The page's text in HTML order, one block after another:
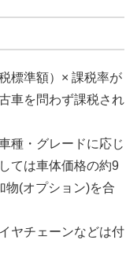
標準額）× 課税率が
車を問わず課税され
種・グレードに応じ
ては車体価格の約9
物(オプション)を合
ヤチェーンなどは付